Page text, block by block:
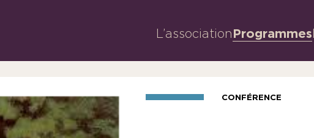
L’associationProgrammes
CONFÉRENCE